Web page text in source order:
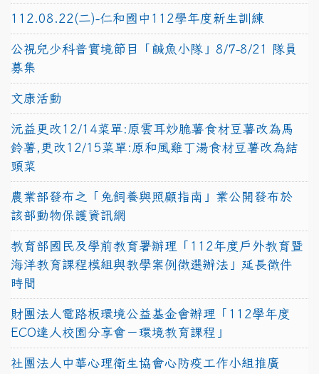
112.08.22(二)-仁和國中112學年度新生訓練
公視兒少科普實境節目「鹹魚小隊」8/7-8/21 隊員
募集
文康活動
沅益更改12/14菜單:原雲耳炒脆薯食材豆薯改為馬
鈴薯,更改12/15菜單:原和風雞丁湯食材豆薯改為結
頭菜
農業部發布之「兔飼養與照顧指南」業公開發布於
該部動物保護資訊網
教育部國民及學前教育署辦理「112年度戶外教育暨
海洋教育課程模組與教學案例徵選辦法」延長徵件
時間
財團法人電路板環境公益基金會辦理「112學年度
ECO達人校園分享會－環境教育課程」
社團法人中華心理衛生協會心防疫工作小組推廣